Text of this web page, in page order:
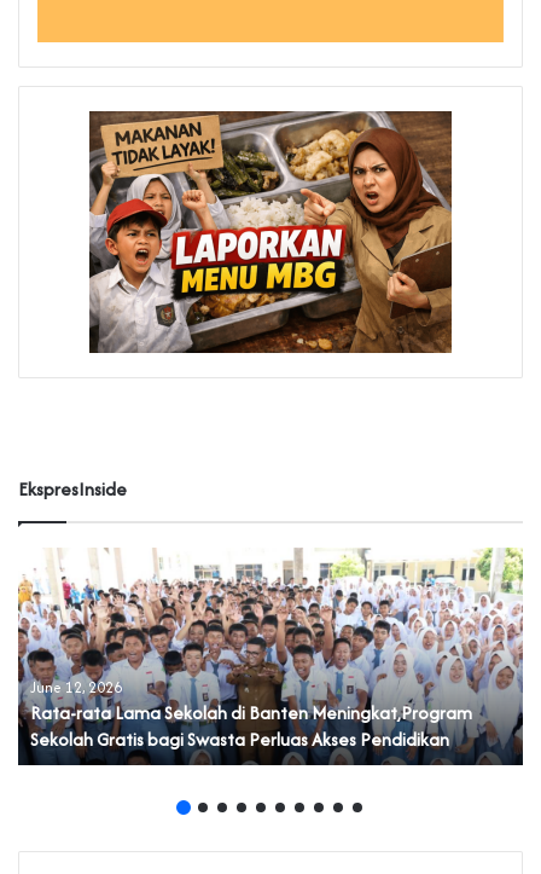
EkspresInside
June 12, 2026
Rata-rata Lama Sekolah di Banten Meningkat,Program
Sekolah Gratis bagi Swasta Perluas Akses Pendidikan